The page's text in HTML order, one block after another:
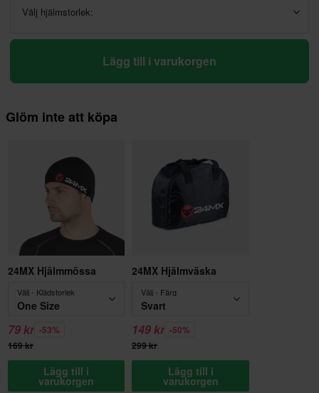
Välj hjälmstorlek:
Lägg till i varukorgen
Glöm inte att köpa
24MX Hjälmmössa
Välj - Klädstorlek
One Size
79 kr -53%
169 kr
Lägg till i
varukorgen
24MX Hjälmväska
Välj - Färg
Svart
149 kr -50%
299 kr
Lägg till i
varukorgen